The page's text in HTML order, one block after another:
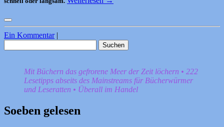
Ein Kommentar
nach:
Mit Büchern das gefrorene Meer der Zeit löchern • 222
Lesetipps abseits des Mainstreams für Bücherwürmer
und Leseratten • Überall im Handel
Soeben gelesen